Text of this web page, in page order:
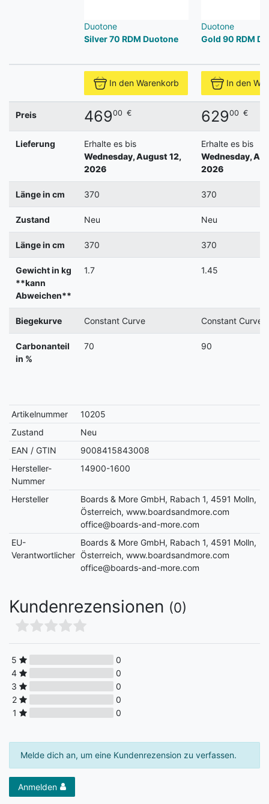
Duotone
Silver 70 RDM Duotone
Duotone
Gold 90 RDM
In den Warenkorb In den
Preis 46900 € 62900 €
Lieferung
Erhalte es bis
Wednesday, August 12,
2026
Erhalte es bis
Wednesday,
2026
Länge in cm 370 370
Zustand Neu Neu
Länge in cm 370 370
Gewicht in kg
**kann
Abweichen**
1.7 1.45
Biegekurve Constant Curve Constant Curve
Carbonanteil
in %
70 90
Artikelnummer
10205
Zustand
Neu
EAN / GTIN
9008415843008
Hersteller-
Nummer
14900-1600
Hersteller
Boards & More GmbH, Rabach 1, 4591 Molln,
Österreich, www.boardsandmore.com
office@boards-and-more.com
EU-
Verantwortlicher
Boards & More GmbH, Rabach 1, 4591 Molln,
Österreich, www.boardsandmore.com
office@boards-and-more.com
Kundenrezensionen (0)
5
0
4
0
3
0
2
0
1
0
Melde dich an, um eine Kundenrezension zu verfassen.
Anmelden